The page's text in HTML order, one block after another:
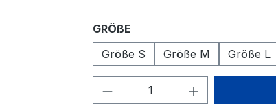
GRÖßE
Größe S
Größe M Größe L
Produkt Anzahl: Gib